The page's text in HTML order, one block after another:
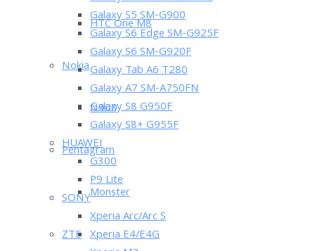
HTC One M8
Nokia
N900
Pentagram
Monster
ZTE
Galaxy S5 SM-G900
Galaxy S6 Edge SM-G925F
Galaxy S6 SM-G920F
Galaxy Tab A6 T280
Galaxy A7 SM-A750FN
Galaxy S8 G950F
Galaxy S8+ G955F
HUAWEI
G300
P9 Lite
SONY
Xperia Arc/Arc S
Xperia E4/E4G